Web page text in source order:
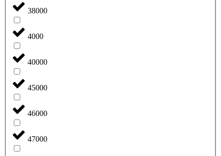
38000
4000
40000
45000
46000
47000